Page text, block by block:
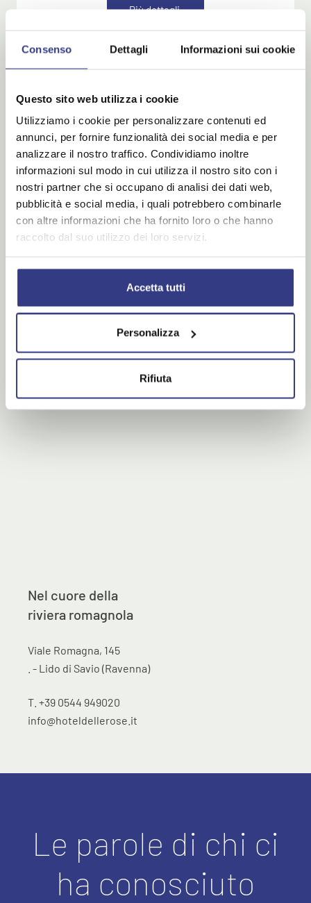
Consenso Dettagli Informazioni sui cookie
Questo sito web utilizza i cookie
Utilizziamo i cookie per personalizzare contenuti ed
annunci, per fornire funzionalità dei social media e per
analizzare il nostro traffico. Condividiamo inoltre
informazioni sul modo in cui utilizza il nostro sito con i
nostri partner che si occupano di analisi dei dati web,
pubblicità e social media, i quali potrebbero combinarle
con altre informazioni che ha fornito loro o che hanno
raccolto dal suo utilizzo dei loro servizi.
Accetta tutti
Personalizza
Rifiuta
Piùdettagli
Dal 30 Maggio AL 8 Agosto e dal 23 Agosto al 13
Settembre
Piùdettagli
Nel cuore della
riviera romagnola
Viale Romagna, 145
. - Lido di Savio (Ravenna)
T. +39 0544 949020
info@hoteldellerose.it
Le parole di chi ci
ha conosciuto